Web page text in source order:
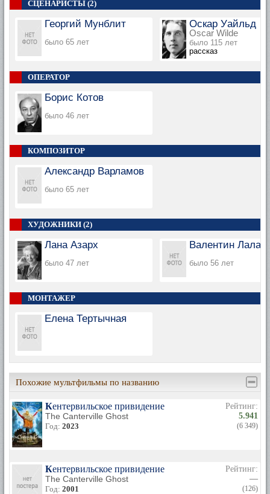
СЦЕНАРИСТЫ (2)
Георгий Мунблит
было 65 лет
Оскар Уайльд
Oscar Wilde
было 115 лет
рассказ
ОПЕРАТОР
Борис Котов
было 46 лет
КОМПОЗИТОР
Александр Варламов
было 65 лет
ХУДОЖНИКИ (2)
Лана Азарх
было 47 лет
Валентин
было 56 лет
МОНТАЖЕР
Елена Тертычная
Похожие мультфильмы по названию
Кентервильское привидение
The Canterville Ghost
Год: 2023
Рейтинг:
5.941
(6 349)
Кентервильское привидение
The Canterville Ghost
Год: 2001
Рейтинг:
—
(126)